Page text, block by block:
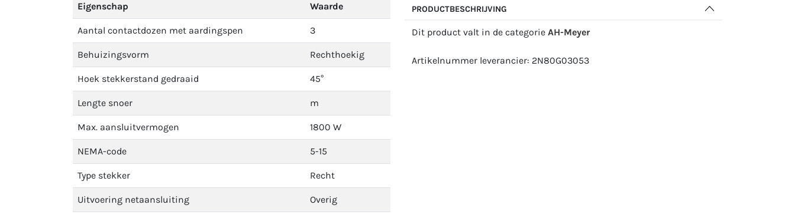
Eigenschap Waarde
Aantal contactdozen met aardingspen 3
Behuizingsvorm Rechthoekig
Hoek stekkerstand gedraaid 45°
Lengte snoer m
Max. aansluitvermogen 1800 W
NEMA-code 5-15
Type stekker Recht
Uitvoering netaansluiting Overig
PRODUCTBESCHRIJVING
Dit product valt in de categorie AH-Meyer
Artikelnummer leverancier: 2N80G03053